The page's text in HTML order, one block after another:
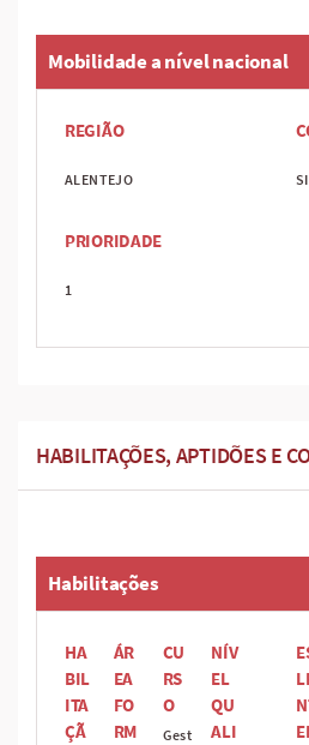
Mobilidade a nível nacional
REGIÃO
ALENTEJO
PRIORIDADE
1
HABILITAÇÕES, APTIDÕES E
Habilitações
HA
BIL
ITA
ÇÃ
ÁR
EA
FO
RM
CU
RS
O
Gest
NÍV
EL
QU
ALI